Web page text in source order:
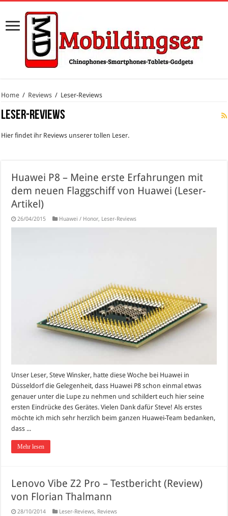
Home / Reviews / Leser-Reviews
Leser-Reviews
Hier findet ihr Reviews unserer tollen Leser.
Huawei P8 – Meine erste Erfahrungen mit
dem neuen Flaggschiff von Huawei (Leser-
Artikel)
26/04/2015 Huawei / Honor, Leser-Reviews
Unser Leser, Steve Winsker, hatte diese Woche bei Huawei in
Düsseldorf die Gelegenheit, dass Huawei P8 schon einmal etwas
genauer unter die Lupe zu nehmen und schildert euch hier seine
ersten Eindrücke des Gerätes. Vielen Dank dafür Steve! Als erstes
möchte ich mich sehr herzlich beim ganzen Huawei-Team bedanken,
dass ...
Mehr lesen
Lenovo Vibe Z2 Pro – Testbericht (Review)
von Florian Thalmann
28/10/2014 Leser-Reviews, Reviews